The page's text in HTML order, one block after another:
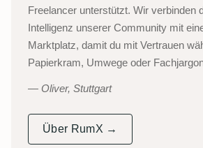
Freelancer unterstützt. Wir verbinden
Intelligenz unserer Community mit
Marktplatz, damit du mit Vertrauen
Papierkram, Umwege oder
Oliver, Stuttgart
Über RumX →